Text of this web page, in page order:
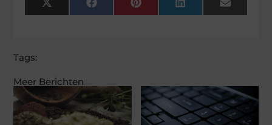
Meer Berichten
X
(Twitter)
FacebookPinterest LinkedIn Email
Tags: